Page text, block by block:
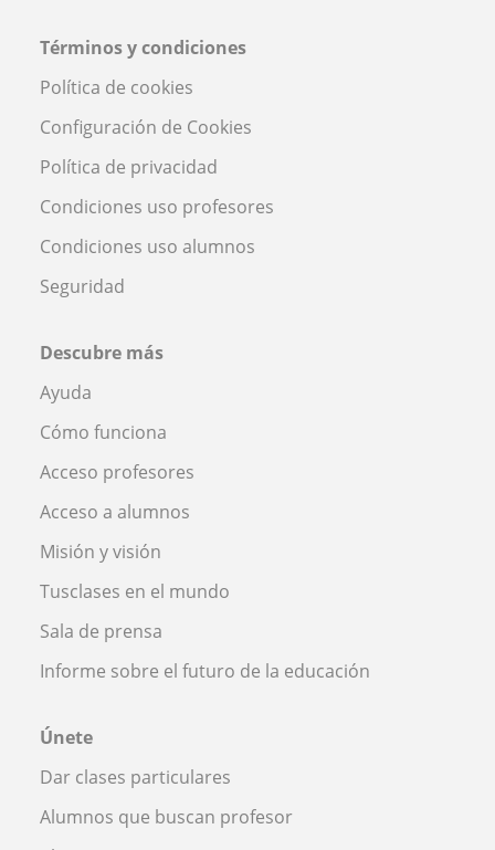
Términos y condiciones
Política de cookies
Configuración de Cookies
Política de privacidad
Condiciones uso profesores
Condiciones uso alumnos
Seguridad
Descubre más
Ayuda
Cómo funciona
Acceso profesores
Acceso a alumnos
Misión y visión
Tusclases en el mundo
Sala de prensa
Informe sobre el futuro de la educación
Únete
Dar clases particulares
Alumnos que buscan profesor